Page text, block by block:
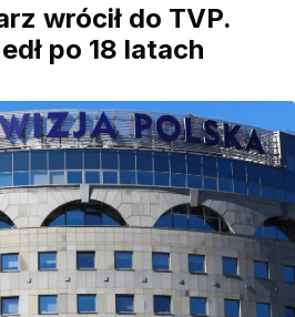
wrócił do TVP.
po 18 latach